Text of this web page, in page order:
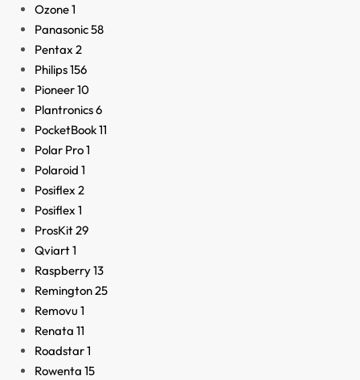
Ozone1
Panasonic58
Pentax 2
Philips156
Pioneer10
Plantronics6
PocketBook11
Polar Pro1
Polaroid 1
Posiflex 2
Posiflex 1
ProsKit29
Qviart1
Raspberry13
Remington25
Removu 1
Renata 11
Roadstar1
Rowenta 15